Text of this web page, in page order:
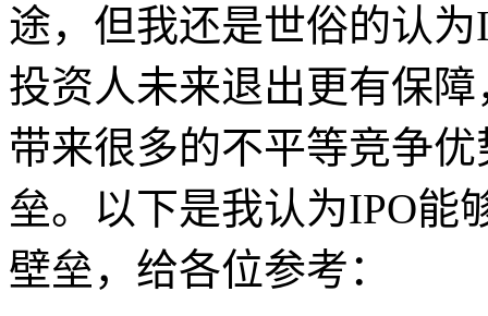
途，但我还是世俗的认
投资人未来退出更有保
带来很多的不平等竞争优
垒。以下是我认为IPO能
壁垒，给各位参考：